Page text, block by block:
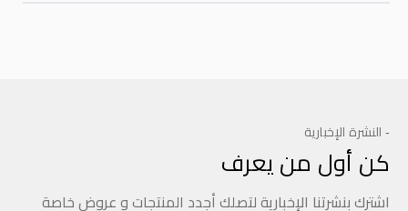
- النشرة الإخبارية
كن أول من يعرف
اشترك بنشرتنا الإخبارية لتصلك أجدد المنتجات و عروض خاصة